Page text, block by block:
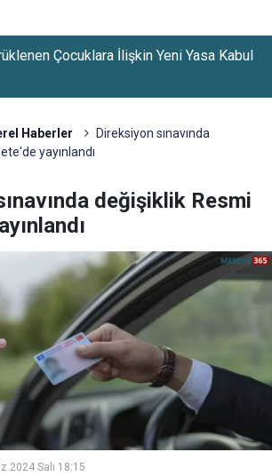
Çocuklara İlişkin Yeni Yasa Kabul
Haberler
Direksiyon sınavında
yayınlandı
değişiklik Resmi
2024 Salı 18:15